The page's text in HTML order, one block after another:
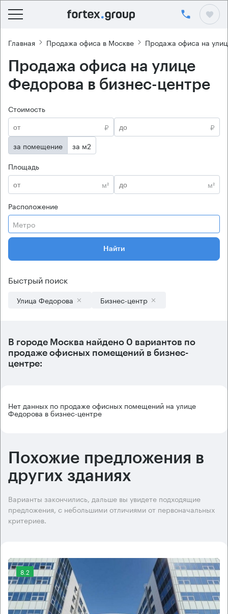
Главная Продажа офиса в Москве Продажа офиса на
Продажа офиса на улице
Федорова в бизнес-центре
Стоимость
₽
₽
за помещение
за м2
Площадь
м²
м²
Расположение
Метро
Найти
Быстрый поиск
Улица Федорова Бизнес-центр
В городе Москва найдено 0 вариантов по
продаже офисных помещений в бизнес-
центре:
Нет данных по продаже офисных помещений на улице
Федорова в бизнес-центре
Похожие предложения в
других зданиях
Варианты закончились, дальше вы увидете подходящие
предложения, с небольшими отличиями от первоначальных
критериев.
8.2